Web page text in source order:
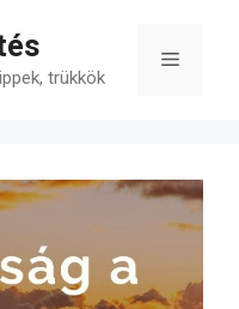
trükkök
Menü